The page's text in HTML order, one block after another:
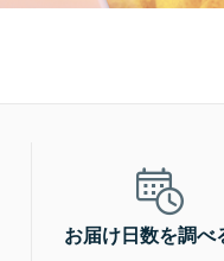
お届け日数を調べ